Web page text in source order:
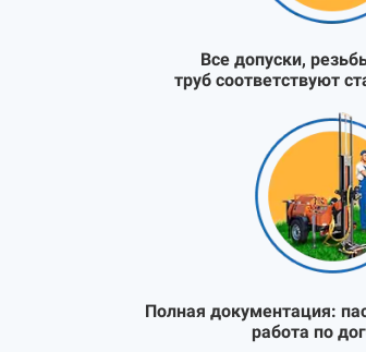
Все допуски,
труб соответствуют
Полная документация:
работа по